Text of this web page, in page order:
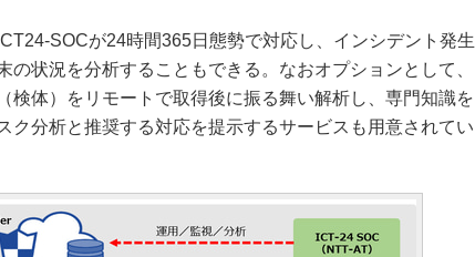
SOCが24時間365日態勢で対応し、インシデント発生
の状況を分析することもできる。なおオプションとして、
検体）をリモートで取得後に振る舞い解析し、専門知識を
ク分析と推奨する対応を提示するサービスも用意されてい